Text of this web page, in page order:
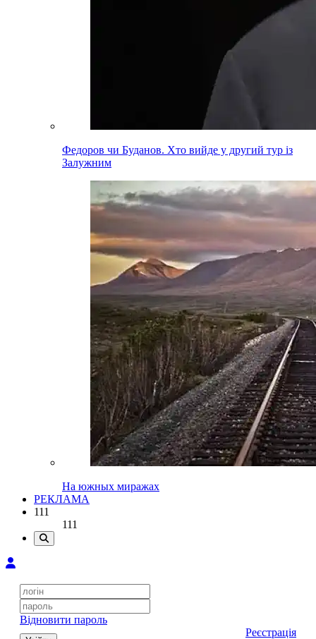
Федоров чи Буданов. Хто вийде у другий тур із
Залужним
На южных миражах
РЕКЛАМА
111
111
Відновити пароль
Реєстрація